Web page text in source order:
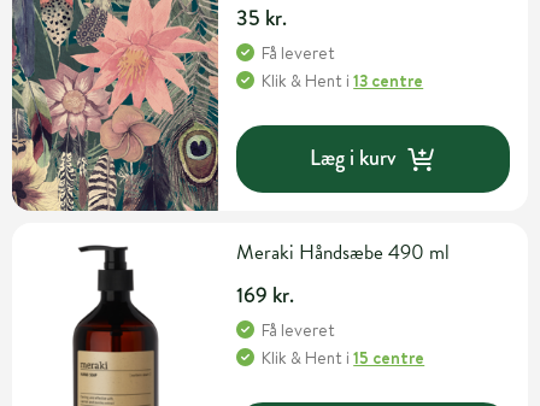
35 kr.
Få leveret
Klik & Hent i13 centre
Læg i kurv
Meraki Håndsæbe 490 ml
169 kr.
Få leveret
Klik & Hent i15 centre